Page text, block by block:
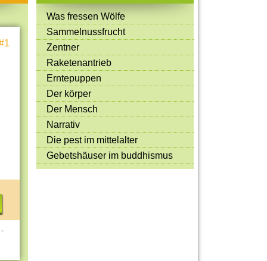
Mitmachen & Kreatives
Bücher & Filme
Quiz-Spiele
Spiele & Ideen
Jugendreporter
Rezeptideen
Game-Tests
Reisen, Events & Sport
E-Cards
-
Was fressen Wölfe
Sammelnussfrucht
Zentner
Raketenantrieb
Erntepuppen
Der körper
Der Mensch
Narrativ
Die pest im mittelalter
Gebetshäuser im buddhismus